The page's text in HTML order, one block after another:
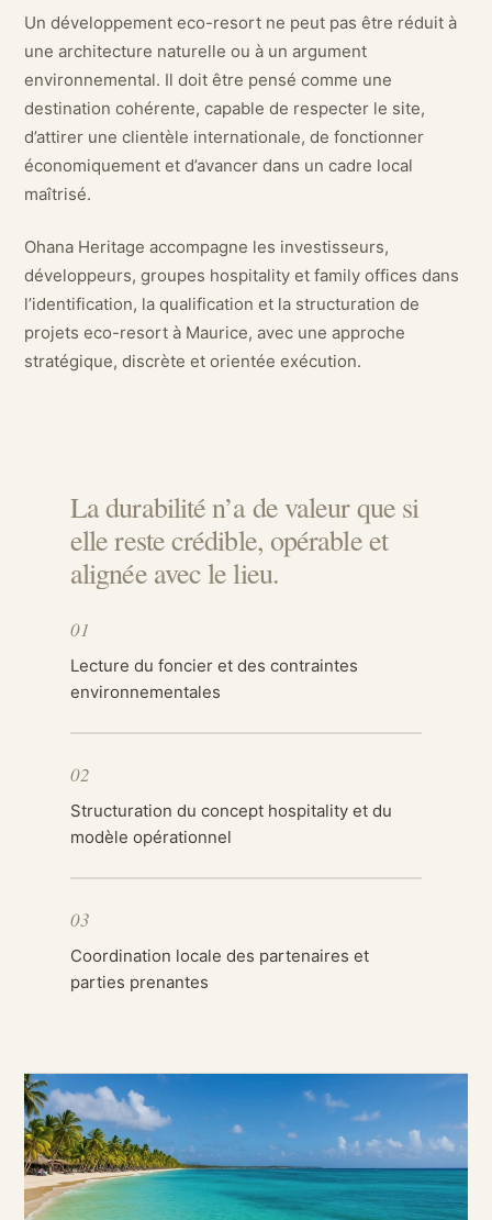
Un développement eco-resort ne peut pas être réduit à
une architecture naturelle ou à un argument
environnemental. Il doit être pensé comme une
destination cohérente, capable de respecter le site,
d’attirer une clientèle internationale, de fonctionner
économiquement et d’avancer dans un cadre local
maîtrisé.
Ohana Heritage accompagne les investisseurs,
développeurs, groupes hospitality et family offices dans
l’identification, la qualification et la structuration de
projets eco-resort à Maurice, avec une approche
stratégique, discrète et orientée exécution.
La durabilité n’a de valeur que si
elle reste crédible, opérable et
alignée avec le lieu.
01
Lecture du foncier et des contraintes
environnementales
02
Structuration du concept hospitality et du
modèle opérationnel
03
Coordination locale des partenaires et
parties prenantes